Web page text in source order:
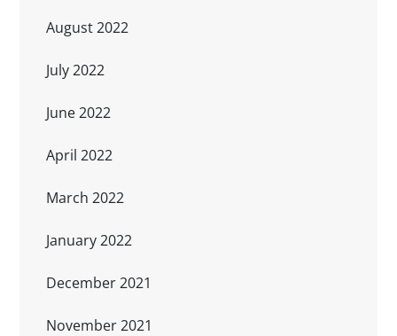
August 2022
July 2022
June 2022
April 2022
March 2022
January 2022
December 2021
November 2021